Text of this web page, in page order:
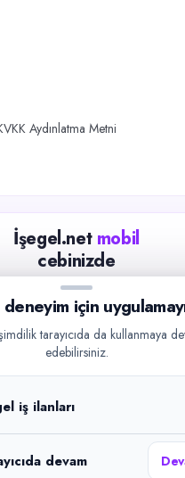
Aydınlatma Metni
İşegel.net mobil
cebinizde
takip edin, işverenlerle
iletişime geçin.
Google Play
işegel.net. Tüm hakları saklıdır.
için
tarayıcıda da kullanmaya
edebilirsiniz.
iş ilanları
devam